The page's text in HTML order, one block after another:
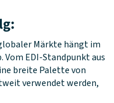
Märkte hängt im
EDI-Standpunkt aus
breite Palette von
verwendet werden,